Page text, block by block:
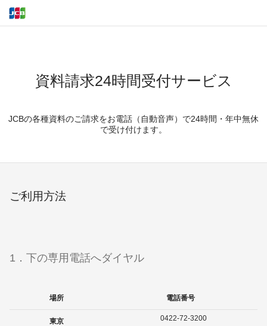
資料請求24時間受付サービス
JCBの各種資料のご請求をお電話（自動音声）で24時間・年中無休
で受け付けます。
ご利用方法
1．下の専用電話へダイヤル
場所 電話番号
東京 0422-72-3200